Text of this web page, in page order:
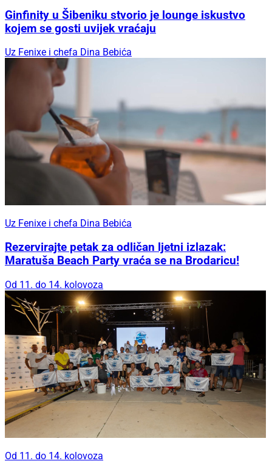
Ginfinity u Šibeniku stvorio je lounge iskustvo
kojem se gosti uvijek vraćaju
Uz Fenixe i chefa Dina Bebića
Uz Fenixe i chefa Dina Bebića
Rezervirajte petak za odličan ljetni izlazak:
Maratuša Beach Party vraća se na Brodaricu!
Od 11. do 14. kolovoza
Od 11. do 14. kolovoza